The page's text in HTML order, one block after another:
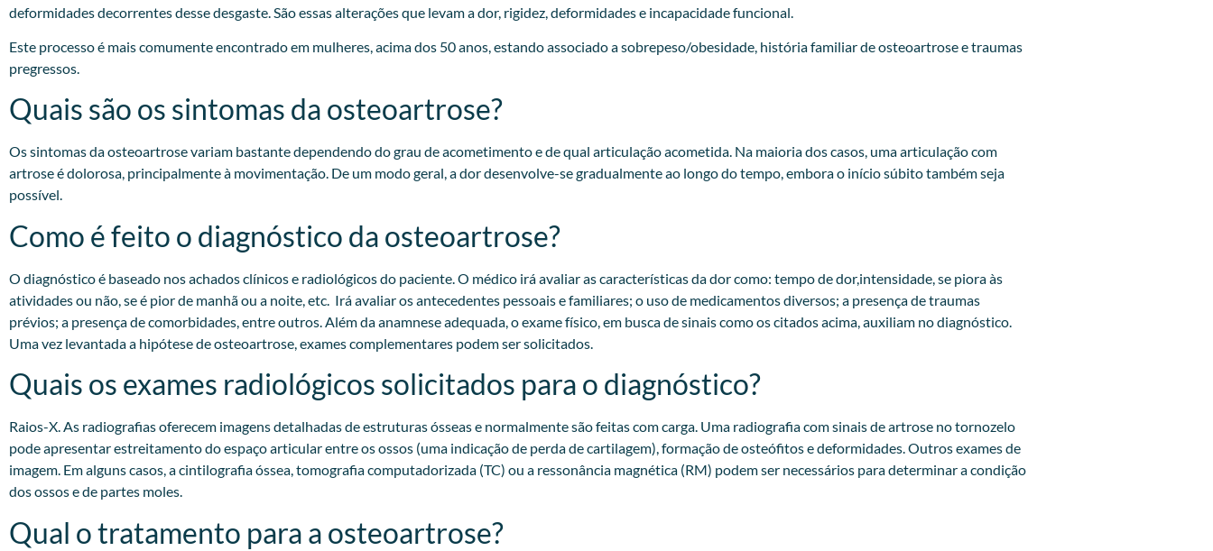
deformidades decorrentes desse desgaste. São essas alterações que levam a dor, rigidez, deformidades e incapacidade funcional.
Este processo é mais comumente encontrado em mulheres, acima dos 50 anos, estando associado a sobrepeso/obesidade, história familiar de osteoartrose e traumas
pregressos.​
Quais são os sintomas da osteoartrose?
Os sintomas da osteoartrose variam bastante dependendo do grau de acometimento e de qual articulação acometida. Na maioria dos casos, uma articulação com
artrose é dolorosa, principalmente à movimentação. De um modo geral, a dor desenvolve-se gradualmente ao longo do tempo, embora o início súbito também seja
possível.
Como é feito o diagnóstico da osteoartrose?
O diagnóstico é baseado nos achados clínicos e radiológicos do paciente. O médico irá avaliar as características da dor como: tempo de dor,intensidade, se piora às
atividades ou não, se é pior de manhã ou a noite, etc. Irá avaliar os antecedentes pessoais e familiares; o uso de medicamentos diversos; a presença de traumas
prévios; a presença de comorbidades, entre outros. Além da anamnese adequada, o exame físico, em busca de sinais como os citados acima, auxiliam no diagnóstico.
Uma vez levantada a hipótese de osteoartrose, exames complementares podem ser solicitados.​
Quais os exames radiológicos solicitados para o diagnóstico?
Raios-X. As radiografias oferecem imagens detalhadas de estruturas ósseas e normalmente são feitas com carga. Uma radiografia com sinais de artrose no tornozelo
pode apresentar estreitamento do espaço articular entre os ossos (uma indicação de perda de cartilagem), formação de osteófitos e deformidades. Outros exames de
imagem. Em alguns casos, a cintilografia óssea, tomografia computadorizada (TC) ou a ressonância magnética (RM) podem ser necessários para determinar a condição
dos ossos e de partes moles.
Qual o tratamento para a osteoartrose?